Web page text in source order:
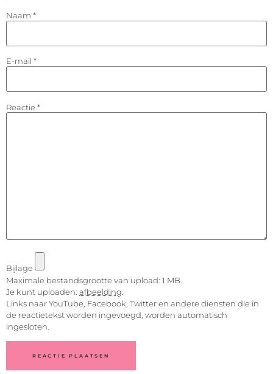
Naam *
E-mail *
Reactie *
Bijlage
Maximale bestandsgrootte van upload: 1 MB.
Je kunt uploaden: afbeelding
Links naar YouTube, Facebook, Twitter en andere diensten die in
de reactietekst worden ingevoegd, worden automatisch
ingesloten.